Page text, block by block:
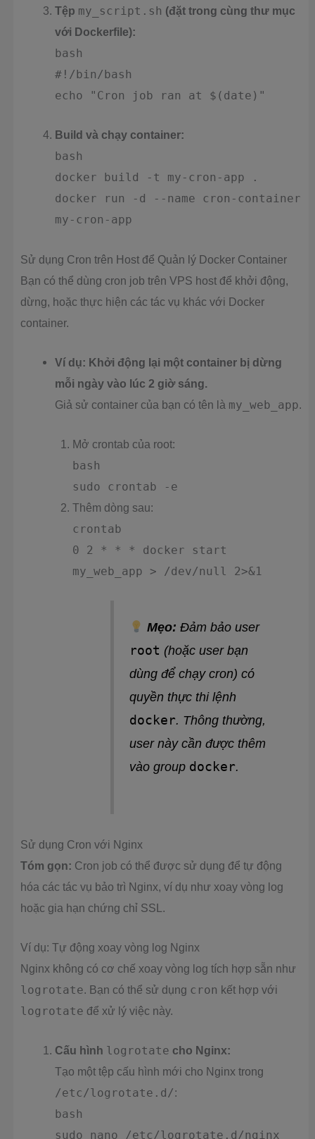
Tệp my_script.sh (đặt trong cùng thư mục
với Dockerfile):
bash
#!/bin/bash
echo "Cron job ran at $(date)"
Build và chạy container:
bash
docker build -t my-cron-app .
docker run -d --name cron-container
my-cron-app
Sử dụng Cron trên Host để Quản lý Docker Container
Bạn có thể dùng cron job trên VPS host để khởi động,
dừng, hoặc thực hiện các tác vụ khác với Docker
container.
Ví dụ: Khởi động lại một container bị dừng
mỗi ngày vào lúc 2 giờ sáng.
Giả sử container của bạn có tên là my_web_app.
Mở crontab của root:
bash
sudo crontab -e
Thêm dòng sau:
crontab
0 2 * * * docker start
my_web_app > /dev/null 2>&1
Mẹo: Đảm bảo user
root (hoặc user bạn
dùng để chạy cron) có
quyền thực thi lệnh
docker. Thông thường,
user này cần được thêm
vào group docker.
Sử dụng Cron với Nginx
Tóm gọn: Cron job có thể được sử dụng để tự động
hóa các tác vụ bảo trì Nginx, ví dụ như xoay vòng log
hoặc gia hạn chứng chỉ SSL.
Ví dụ: Tự động xoay vòng log Nginx
Nginx không có cơ chế xoay vòng log tích hợp sẵn như
logrotate. Bạn có thể sử dụng cron kết hợp với
logrotate để xử lý việc này.
Cấu hình logrotate cho Nginx:
Tạo một tệp cấu hình mới cho Nginx trong
/etc/logrotate.d/:
bash
sudo nano /etc/logrotate.d/nginx